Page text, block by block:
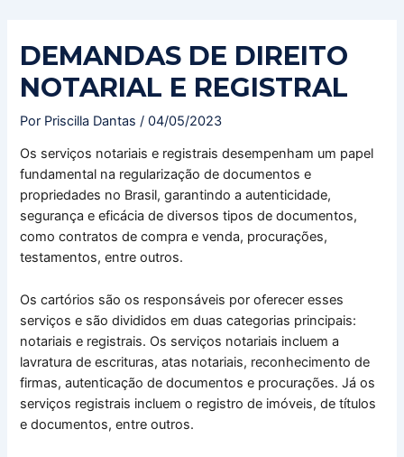
DEMANDAS DE DIREITO
NOTARIAL E REGISTRAL
Por Priscilla Dantas/04/05/2023
Os serviços notariais e registrais desempenham um papel
fundamental na regularização de documentos e
propriedades no Brasil, garantindo a autenticidade,
segurança e eficácia de diversos tipos de documentos,
como contratos de compra e venda, procurações,
testamentos, entre outros.
Os cartórios são os responsáveis por oferecer esses
serviços e são divididos em duas categorias principais:
notariais e registrais. Os serviços notariais incluem a
lavratura de escrituras, atas notariais, reconhecimento de
firmas, autenticação de documentos e procurações. Já os
serviços registrais incluem o registro de imóveis, de títulos
e documentos, entre outros.
Post